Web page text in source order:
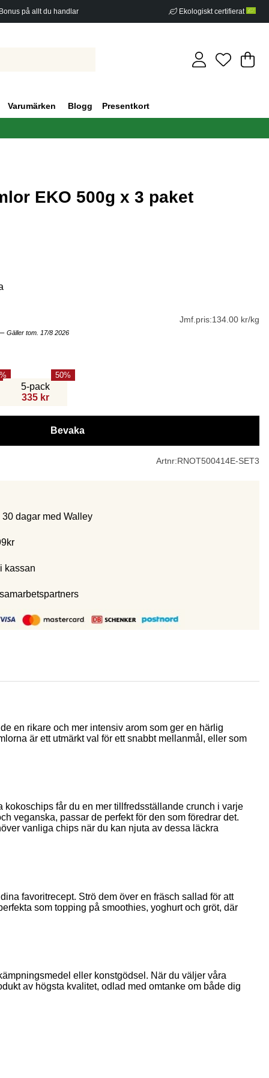
på allt du handlar Ekologiskt certifierat
.
Varumärken Blogg Presentkort
EKO 500g x 3 paket
Jmf.pris:134.00 kr/kg
Gäller tom. 17/8 2026
5-pack
335 kr
50
Bevaka
Artnr:RNOT500414E-SET3
dagar med Walley
kassan
en rikare och mer intensiv arom som ger en härlig
är ett utmärkt val för ett snabbt mellanmål, eller som
får du en mer tillfredsställande crunch i varje
veganska, passar de perfekt för den som föredrar det.
vanliga chips när du kan njuta av dessa läckra
favoritrecept. Strö dem över en fräsch sallad för att
som topping på smoothies, yoghurt och gröt, där
eller konstgödsel. När du väljer våra
av högsta kvalitet, odlad med omtanke om både dig